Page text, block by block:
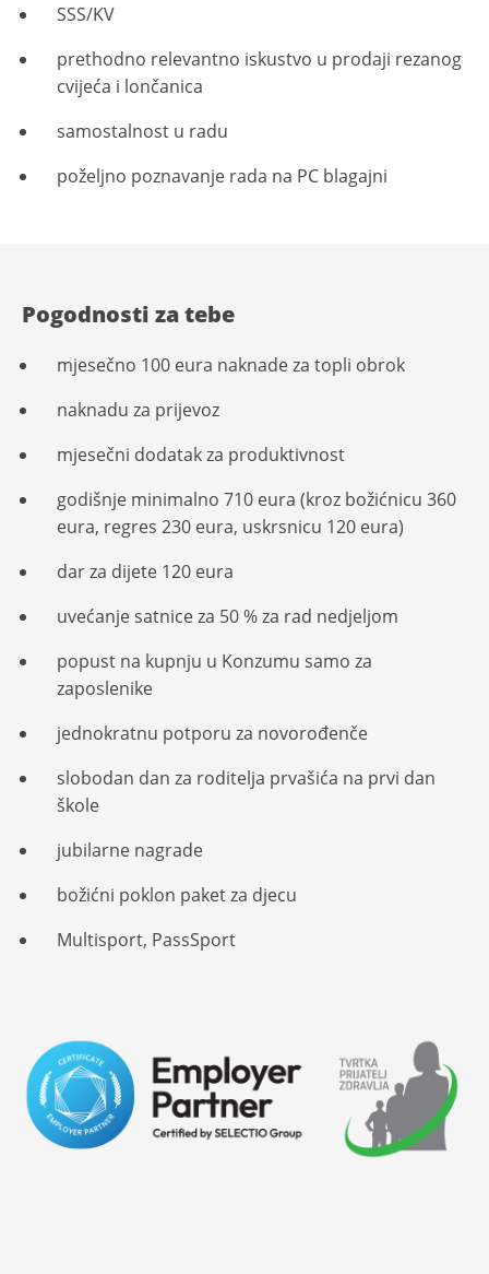
SSS/KV
prethodno relevantno iskustvo u prodaji rezanog
cvijeća i lončanica
samostalnost u radu
poželjno poznavanje rada na PC blagajni
Pogodnosti za tebe
mjesečno 100 eura naknade za topli obrok
naknadu za prijevoz
mjesečni dodatak za produktivnost
godišnje minimalno 710 eura (kroz božićnicu 360
eura, regres 230 eura, uskrsnicu 120 eura)
dar za dijete 120 eura
uvećanje satnice za 50 % za rad nedjeljom
popust na kupnju u Konzumu samo za
zaposlenike
jednokratnu potporu za novorođenče
slobodan dan za roditelja prvašića na prvi dan
škole
jubilarne nagrade
božićni poklon paket za djecu
Multisport, PassSport